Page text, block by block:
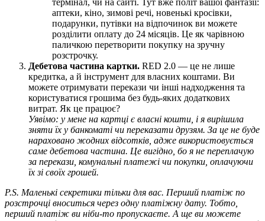
термінал, чи на сайті. Тут вже політ вашої фантазії:
аптеки, кіно, зимові речі, новенькі кросівки,
подарунки, путівки на відпочинок ви можете
розділити оплату до 24 місяців. Це як чарівною
паличкою перетворити покупку на зручну
розстрочку.
Дебетова частина картки. RED 2.0 — це не лише
кредитка, а й інструмент для власних коштами. Ви
можете отримувати перекази чи інші надходження та
користуватися грошима без будь-яких додаткових
витрат. Як це працює?
Уявімо: у мене на картці є власні кошти, і я вирішила
зняти їх у банкоматі чи переказати друзям. За це не буде
нараховано жодних відсотків, адже використовується
саме дебетова частина. Це вигідно, бо я не переплачую
за перекази, комунальні платежі чи покупки, оплачуючи
їх зі своїх грошей.
P.S. Маленькі секретики тільки для вас. Перший платіж по
розстрочці вноситься через одну платіжну дату. Тобто,
перший платіж ви ніби-то пропускаєте. А ще ви можете